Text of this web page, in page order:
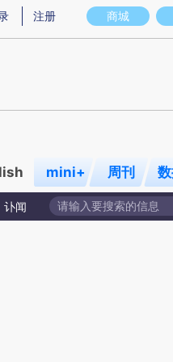
意图存在偏差。不代表财新观点和
商城
注册
mini+ 周刊
讣闻